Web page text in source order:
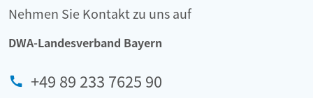
Nehmen Sie Kontakt zu uns auf
DWA-Landesverband Bayern
+49 89 233 7625 90